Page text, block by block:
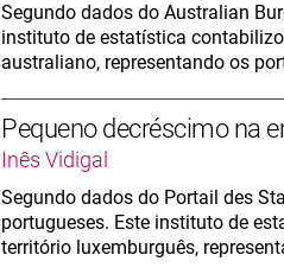
Segundo dados do Australian
instituto de estatística
australiano, representando os
Pequeno decréscimo na
Inês Vidigal
Segundo dados do Portail des
portugueses. Este instituto de
território luxemburguês,